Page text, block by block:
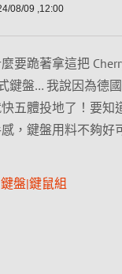
08/09 ,12:00
要跪著拿這把
鍵盤… 我說因為德
五體投地了！要知
，鍵盤用料不夠好
鍵盤|鍵鼠組